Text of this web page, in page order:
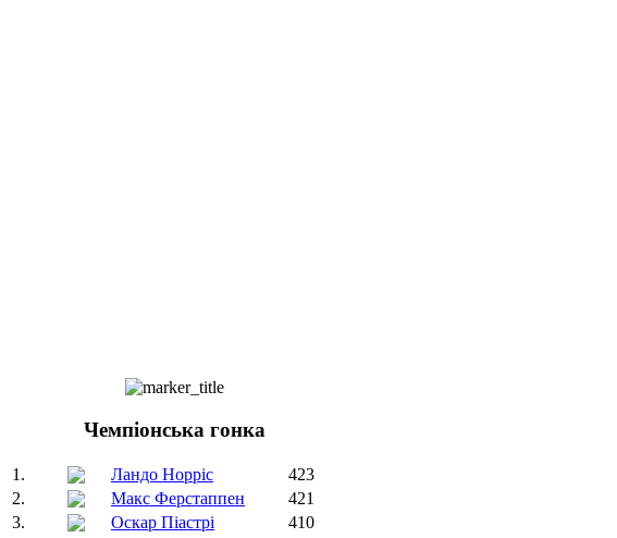
Чемпіонська гонка
1. Ландо Норріс
423
2.
Макс Ферстаппен
421
3.
Оскар Піастрі
410